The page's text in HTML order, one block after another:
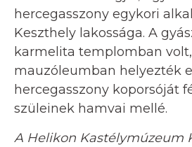
hercegasszony egykori
Keszthely lakossága. A
karmelita templomban
mauzóleumban helyezték
hercegasszony koporsóját
szüleinek hamvai mellé.
A Helikon Kastélymúzeum